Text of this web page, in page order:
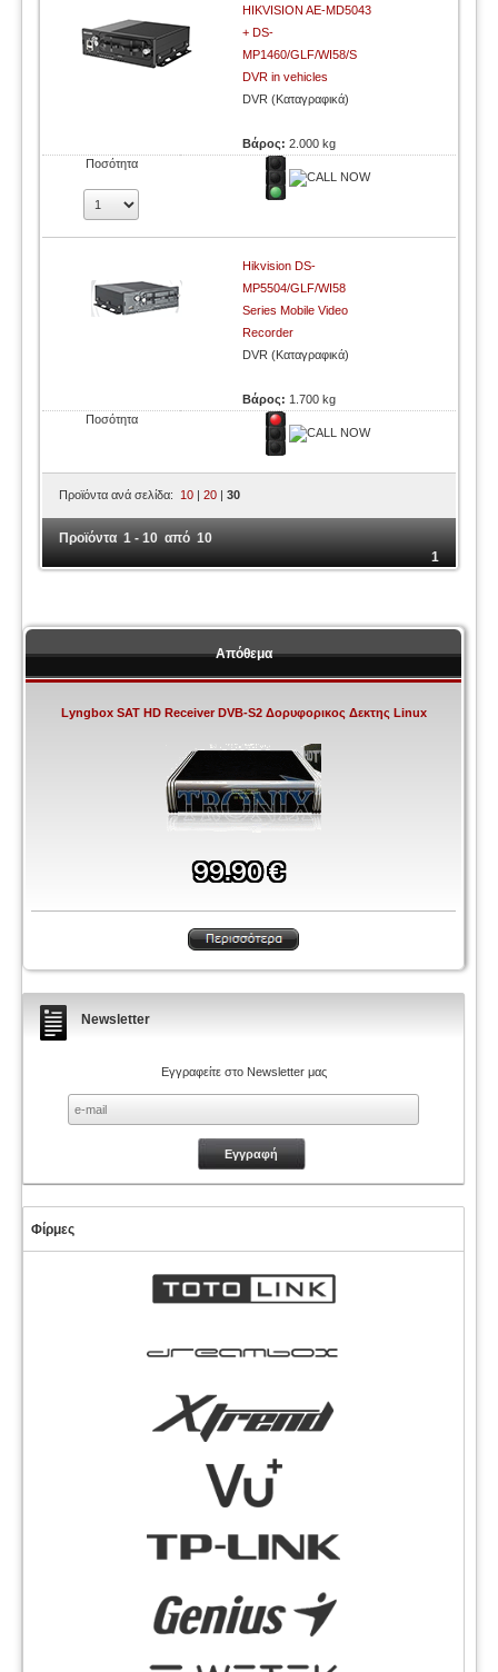
HIKVISION AE-MD5043
+ DS-
MP1460/GLF/WI58/S
DVR in vehicles
DVR (Καταγραφικά)
Βάρος:2.000 kg
Ποσότητα
Hikvision DS-
MP5504/GLF/WI58
Series Mobile Video
Recorder
DVR (Καταγραφικά)
Βάρος: 1.700 kg
Ποσότητα
Προϊόντα ανά σελίδα: 10 |20 |30
Προϊόντα 1 - 10 από 10
1
Απόθεμα
Lyngbox SAT HD Receiver DVB-S2 Δορυφορικος Δεκτης Linux
Newsletter
Εγγραφείτε στο Newsletter μας
Φίρμες